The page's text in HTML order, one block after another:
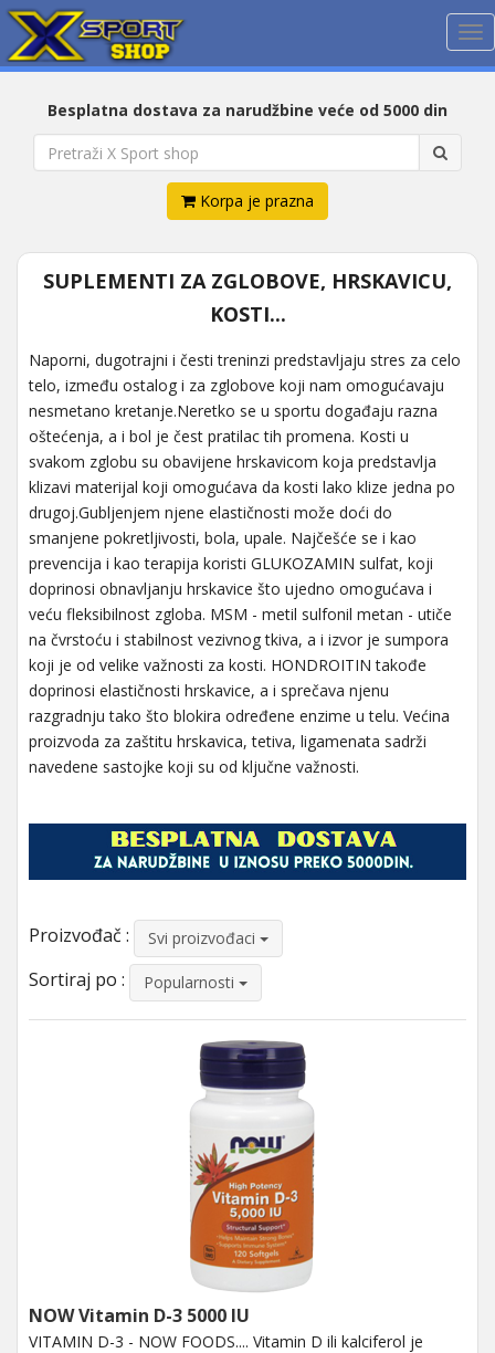
Besplatna dostava za narudžbine veće od 5000 din
Korpa je prazna
SUPLEMENTI ZA ZGLOBOVE, HRSKAVICU,
KOSTI...
Naporni, dugotrajni i česti treninzi predstavljaju stres za celo
telo, između ostalog i za zglobove koji nam omogućavaju
nesmetano kretanje.Neretko se u sportu događaju razna
oštećenja, a i bol je čest pratilac tih promena. Kosti u
svakom zglobu su obavijene hrskavicom koja predstavlja
klizavi materijal koji omogućava da kosti lako klize jedna po
drugoj.Gubljenjem njene elastičnosti može doći do
smanjene pokretljivosti, bola, upale. Najčešće se i kao
prevencija i kao terapija koristi GLUKOZAMIN sulfat, koji
doprinosi obnavljanju hrskavice što ujedno omogućava i
veću fleksibilnost zgloba. MSM - metil sulfonil metan - utiče
na čvrstoću i stabilnost vezivnog tkiva, a i izvor je sumpora
koji je od velike važnosti za kosti. HONDROITIN takođe
doprinosi elastičnosti hrskavice, a i sprečava njenu
razgradnju tako što blokira određene enzime u telu. Većina
proizvoda za zaštitu hrskavica, tetiva, ligamenata sadrži
navedene sastojke koji su od ključne važnosti.
Proizvođač : Svi proizvođaci
Sortiraj po : Popularnosti
NOW Vitamin D-3 5000 IU
VITAMIN D-3 - NOW FOODS.... Vitamin D ili kalciferol je